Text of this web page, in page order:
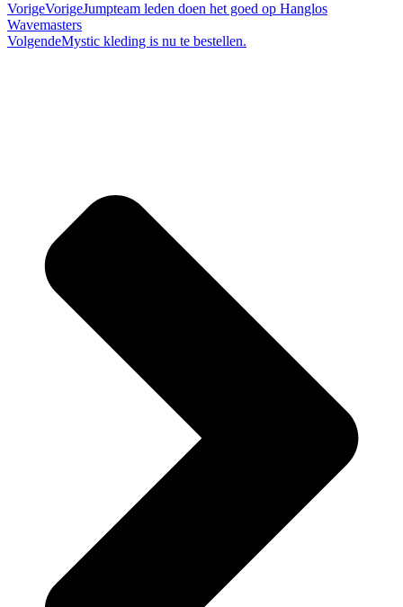
VorigeVorigeJumpteam leden doen het goed op Hanglos
Wavemasters
VolgendeMystic kleding is nu te bestellen.